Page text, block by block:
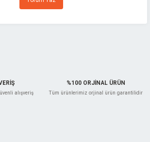
eksik bilgiler bulunuyor.
alışveriş
%100 ORJİNAL ÜRÜN
Tüm ürünlerimiz orjinal ürün garantilidir